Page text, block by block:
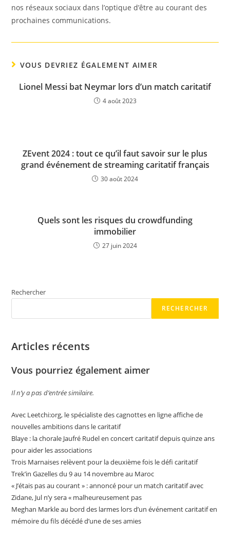
nos réseaux sociaux dans l’optique d’être au courant des
prochaines communications.
VOUS DEVRIEZ ÉGALEMENT AIMER
Lionel Messi bat Neymar lors d’un match caritatif
4 août 2023
ZEvent 2024 : tout ce qu’il faut savoir sur le plus
grand événement de streaming caritatif français
30 août 2024
Quels sont les risques du crowdfunding
immobilier
27 juin 2024
Rechercher
RECHERCHER
Articles récents
Vous pourriez également aimer
Il n’y a pas d’entrée similaire.
Avec Leetchi:org, le spécialiste des cagnottes en ligne affiche de
nouvelles ambitions dans le caritatif
Blaye : la chorale Jaufré Rudel en concert caritatif depuis quinze ans
pour aider les associations
Trois Marnaises relèvent pour la deuxième fois le défi caritatif
Trek’in Gazelles du 9 au 14 novembre au Maroc
« J’étais pas au courant » : annoncé pour un match caritatif avec
Zidane, Jul n’y sera « malheureusement pas
Meghan Markle au bord des larmes lors d’un événement caritatif en
mémoire du fils décédé d’une de ses amies